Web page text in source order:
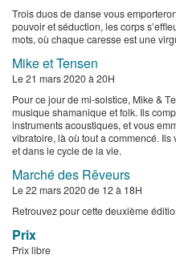
​Trois duos de danse vous
pouvoir et séduction, les corps
mots, où chaque caresse est une
​Mike et Tensen
Le 21 mars 2020 à 20H
​Pour ce jour de mi-solstice, Mike &
musique shamanique et folk. Ils
instruments acoustiques, et vous
vibratoire, là où tout a commencé.
et dans le cycle de la vie.
​Marché des Rêveurs
Le 22 mars 2020 de 12 à 18H
Retrouvez pour cette deuxième
Prix
Prix libre